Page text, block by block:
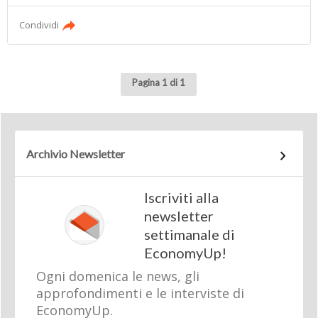
Condividi
Pagina 1 di 1
Archivio Newsletter
Iscriviti alla
newsletter
settimanale di
EconomyUp!
Ogni domenica le news, gli
approfondimenti e le interviste di
EconomyUp.